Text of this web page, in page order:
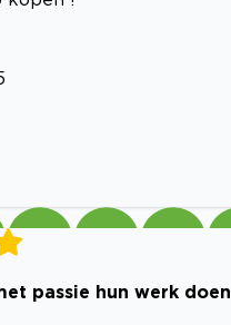
passie hun werk doen